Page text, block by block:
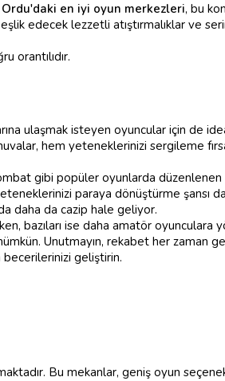
Ordu'daki en iyi oyun merkezleri, bu
edecek lezzetli atıştırmalıklar ve
orantılıdır.
ulaşmak isteyen oyuncular için de
hem yeteneklerinizi sergileme
gibi popüler oyunlarda
paraya dönüştürme şansı da
daha da cazip hale geliyor.
bazıları ise daha amatör oyunculara
Unutmayın, rekabet her zaman
geliştirin.
Bu mekanlar, geniş oyun